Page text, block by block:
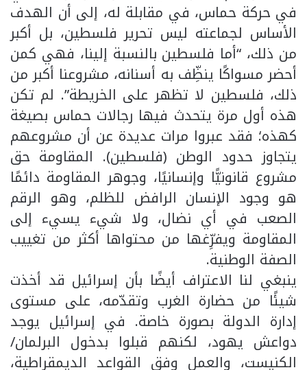
في حركة حماس، في مقابلة له، إلى أن الهدف
الأساس لجماعته ليس تحرير فلسطين، بل أكبر
من ذلك، “أما فلسطين بالنسبة إلينا، فهي كمن
أحضر مسواكًا ينظِّف به أسنانه، مشروعنا أكبر من
ذلك، فلسطين لا تظهر على الخريطة”. لم تكن
هذه أول مرة يتحدث فيها رجالات حماس بصيغة
كهذه؛ فقد عبروا مرات عديدة عن أن مشروعهم
يتجاوز حدود الوطن (فلسطين). المقاومة حق
مشروع قانونيًّا وإنسانيًا، وجوهر المقاومة دائمًا
هو وجود الإنسان الرافض للظلم، وهو الرقم
الصعب في أي نضال، ولا شيء يسيء إلى
المقاومة ويفرِّغها من محتواها أكثر من تغييب
الصفة الوطنية.
ينبغي لنا الاعتراف أيضًا بأن إسرائيل قد أخذت
شيئًا من حضارة الغرب وتقدّمه، على مستوى
إدارة الدولة بصورة خاصة. في إسرائيل يوجد
دواعش يهود، لكنهم قبلوا بدخول البرلمان/
الكنيست، والعمل وفق القواعد الديمقراطية،